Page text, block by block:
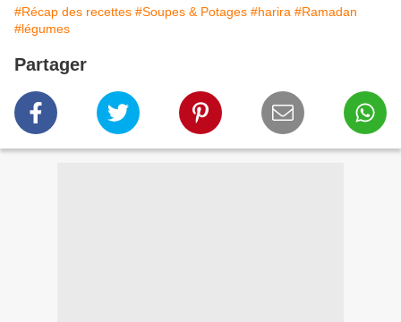
#Récap des recettes #Soupes & Potages #harira #Ramadan
#légumes
Partager